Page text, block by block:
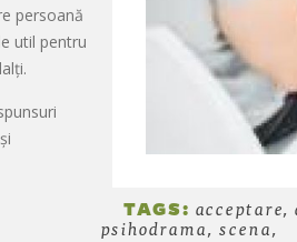
persoană
util pentru
TAGS:
psihodrama, scena,